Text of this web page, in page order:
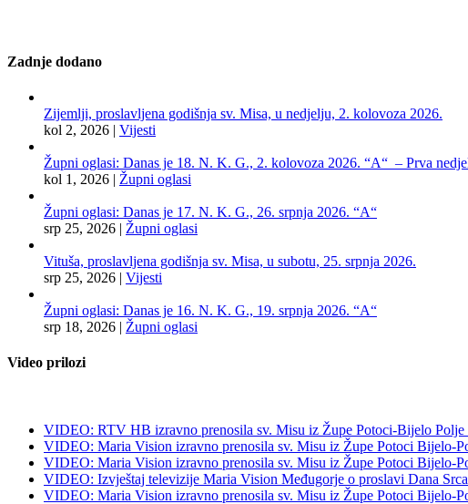
Zadnje dodano
Zijemlji, proslavljena godišnja sv. Misa, u nedjelju, 2. kolovoza 2026.
kol 2, 2026 | Vijesti
Župni oglasi: Danas je 18. N. K. G., 2. kolovoza 2026. “A“ – Prva
kol 1, 2026 | Župni oglasi
Župni oglasi: Danas je 17. N. K. G., 26. srpnja 2026. “A“
srp 25, 2026 | Župni oglasi
Vituša, proslavljena godišnja sv. Misa, u subotu, 25. srpnja 2026.
srp 25, 2026 | Vijesti
Župni oglasi: Danas je 16. N. K. G., 19. srpnja 2026. “A“
srp 18, 2026 | Župni oglasi
Video prilozi
VIDEO: RTV HB izravno prenosila sv. Misu iz Župe Potoci-Bijelo Polje
VIDEO: Maria Vision izravno prenosila sv. Misu iz Župe Potoci Bijelo-
VIDEO: Maria Vision izravno prenosila sv. Misu iz Župe Potoci Bijelo-
VIDEO: Izvještaj televizije Maria Vision Međugorje o proslavi Dana
VIDEO: Maria Vision izravno prenosila sv. Misu iz Župe Potoci Bijelo-